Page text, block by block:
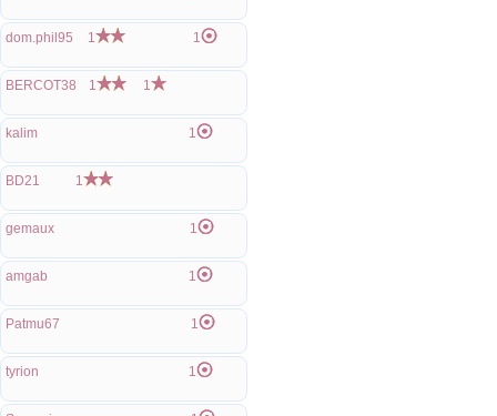
dom.phil95 1 1
BERCOT38 1 1
kalim 1
BD21 1
gemaux 1
amgab 1
Patmu67 1
tyrion 1